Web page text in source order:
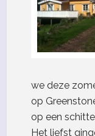
we deze
op
op een
Het liefst